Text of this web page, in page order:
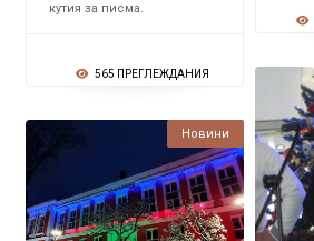
кутия за писма.
565 ПРЕГЛЕЖДАНИЯ
Новини